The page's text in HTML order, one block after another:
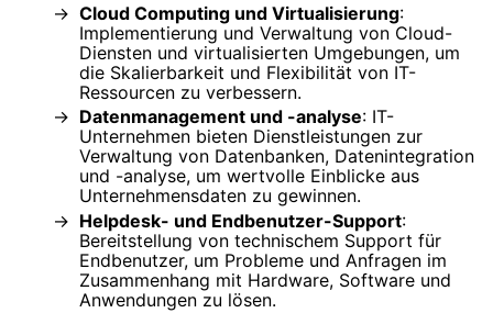
Cloud Computing und Virtualisierung:
Implementierung und Verwaltung von Cloud-
Diensten und virtualisierten Umgebungen, um
die Skalierbarkeit und Flexibilität von IT-
Ressourcen zu verbessern.
Datenmanagement und -analyse: IT-
Unternehmen bieten Dienstleistungen zur
Verwaltung von Datenbanken, Datenintegration
und -analyse, um wertvolle Einblicke aus
Unternehmensdaten zu gewinnen.
Helpdesk- und Endbenutzer-Support:
Bereitstellung von technischem Support für
Endbenutzer, um Probleme und Anfragen im
Zusammenhang mit Hardware, Software und
Anwendungen zu lösen.